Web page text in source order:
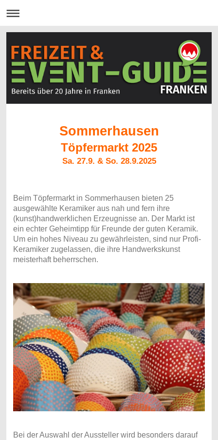
Sommerhausen
Töpfermarkt 2025
Sa. 27.9. & So. 28.9.2025
Beim Töpfermarkt in Sommerhausen bieten 25
ausgewählte Keramiker aus nah und fern ihre
(kunst)handwerklichen Erzeugnisse an. Der Markt ist
ein echter Geheimtipp für Freunde der guten Keramik.
Um ein hohes Niveau zu gewährleisten, sind nur Profi-
Keramiker zugelassen, die ihre Handwerkskunst
meisterhaft beherrschen.
Bei der Auswahl der Aussteller wird besonders darauf